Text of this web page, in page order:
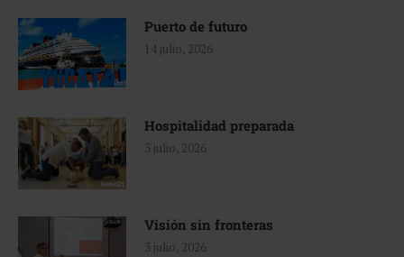
Puerto de futuro
14 julio, 2026
Hospitalidad preparada
3 julio, 2026
Visión sin fronteras
3 julio, 2026